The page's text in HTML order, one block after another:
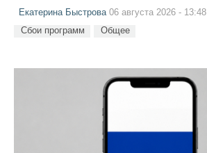
Екатерина Быстрова06 августа 2026 - 13:48
Сбои программ Общее